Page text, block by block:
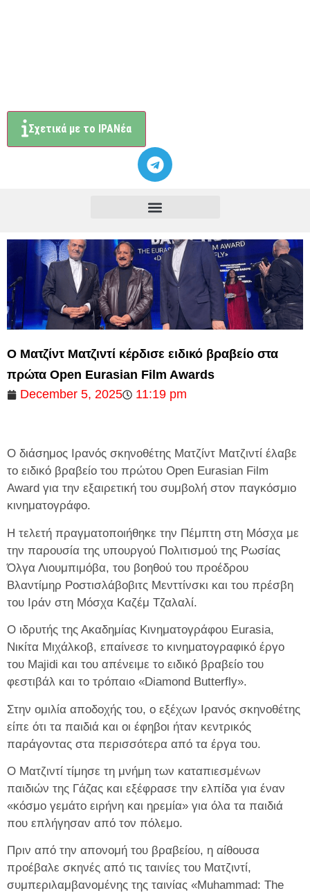
Σχετικά με το ΙΡΑΝέα
Ο Ματζίντ Ματζιντί κέρδισε ειδικό βραβείο στα
πρώτα Open Eurasian Film Awards
December 5, 2025
11:19 pm
Ο διάσημος Ιρανός σκηνοθέτης Ματζίντ Ματζιντί έλαβε
το ειδικό βραβείο του πρώτου Open Eurasian Film
Award για την εξαιρετική του συμβολή στον παγκόσμιο
κινηματογράφο.
Η τελετή πραγματοποιήθηκε την Πέμπτη στη Μόσχα με
την παρουσία της υπουργού Πολιτισμού της Ρωσίας
Όλγα Λιουμπιμόβα, του βοηθού του προέδρου
Βλαντίμηρ Ροστισλάβοβιτς Μενττίνσκι και του πρέσβη
του Ιράν στη Μόσχα Καζέμ Τζαλαλί.
Ο ιδρυτής της Ακαδημίας Κινηματογράφου Eurasia,
Νικίτα Μιχάλκοβ, επαίνεσε το κινηματογραφικό έργο
του Majidi και του απένειμε το ειδικό βραβείο του
φεστιβάλ και το τρόπαιο «Diamond Butterfly».
Στην ομιλία αποδοχής του, ο εξέχων Ιρανός σκηνοθέτης
είπε ότι τα παιδιά και οι έφηβοι ήταν κεντρικός
παράγοντας στα περισσότερα από τα έργα του.
Ο Ματζιντί τίμησε τη μνήμη των καταπιεσμένων
παιδιών της Γάζας και εξέφρασε την ελπίδα για έναν
«κόσμο γεμάτο ειρήνη και ηρεμία» για όλα τα παιδιά
που επλήγησαν από τον πόλεμο.
Πριν από την απονομή του βραβείου, η αίθουσα
προέβαλε σκηνές από τις ταινίες του Ματζιντί,
συμπεριλαμβανομένης της ταινίας «Muhammad: The